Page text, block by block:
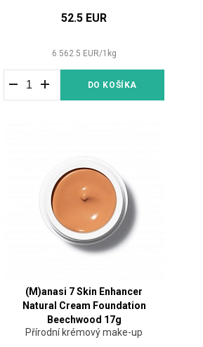
52.5 EUR
6 562.5 EUR/1 kg
DO KOŠÍKA
(M)anasi 7 Skin Enhancer
Natural Cream Foundation
Beechwood 17g
Přírodní krémový make-up